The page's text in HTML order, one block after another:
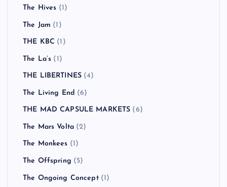
The Hives (1)
The Jam (1)
THE KBC (1)
The La’s (1)
THE LIBERTINES (4)
The Living End (6)
THE MAD CAPSULE MARKETS (6)
The Mars Volta (2)
The Monkees (1)
The Offspring (5)
The Ongoing Concept(1)